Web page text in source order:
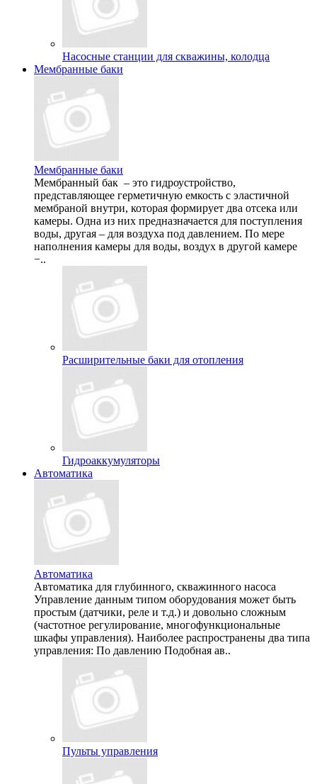
Насосные станции для скважины, колодца
Мембранные баки
Мембранные баки
Мембранный бак – это гидроустройство,
представляющее герметичную емкость с эластичной
мембраной внутри, которая формирует два отсека или
камеры. Одна из них предназначается для поступления
воды, другая – для воздуха под давлением. По мере
наполнения камеры для воды, воздух в другой камере
−..
Расширительные баки для отопления
Гидроаккумуляторы
Автоматика
Автоматика
Автоматика для глубинного, скважинного насоса
Управление данным типом оборудования может быть
простым (датчики, реле и т.д.) и довольно сложным
(частотное регулирование, многофункциональные
шкафы управления). Наиболее распространены два типа
управления: По давлению Подобная ав..
Пульты управления